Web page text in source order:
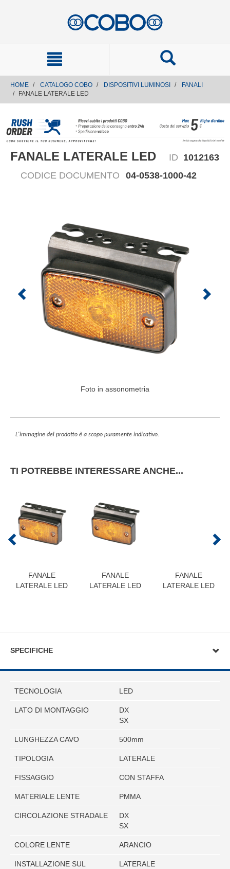
HOME CATALOGO COBO DISPOSITIVI LUMINOSI
FANALI
FANALE LATERALE LED
FANALE LATERALE LED ID 1012163
CODICE DOCUMENTO
04-0538-1000-42
Foto in assonometria
L'immagine del prodotto è a scopo puramente indicativo.
TI POTREBBE INTERESSARE ANCHE...
FANALE
LATERALE LED
FANALE
LATERALE LED
FANALE
LATERALE LED
SPECIFICHE
TECNOLOGIA LED
LATO DI MONTAGGIO
DX
SX
LUNGHEZZA CAVO 500mm
TIPOLOGIA LATERALE
FISSAGGIO CON STAFFA
MATERIALE LENTE PMMA
CIRCOLAZIONE STRADALE
DX
SX
COLORE LENTE ARANCIO
INSTALLAZIONE SUL
LATERALE